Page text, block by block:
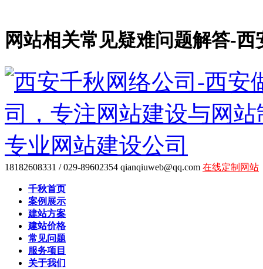
网站相关常见疑难问题解答-
18182608331 / 029-89602354 qianqiuweb@qq.com 在线定制网站
千秋首页
案例展示
建站方案
建站价格
常见问题
服务项目
关于我们